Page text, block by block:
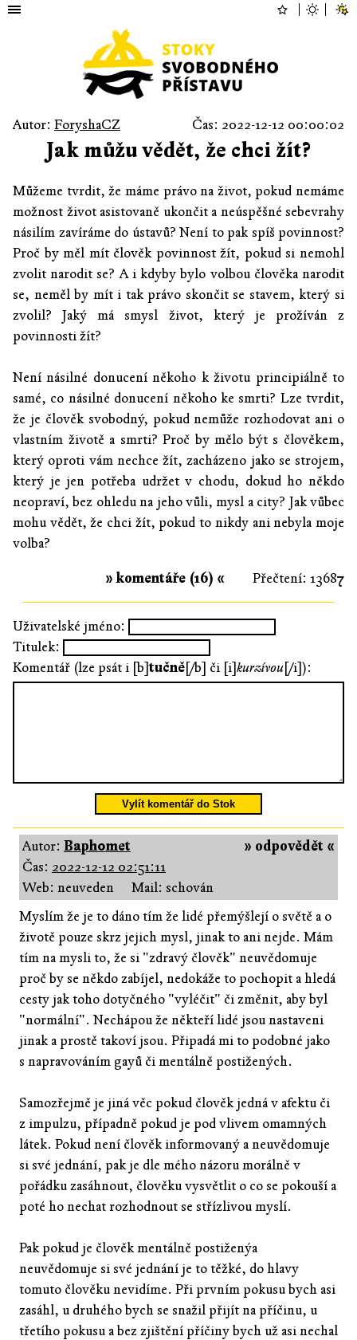
Autor: ForyshaCZ Čas: 2022-12-12 00:00:02
Jak můžu vědět, že chci žít?
Můžeme tvrdit, že máme právo na život, pokud nemáme
možnost život asistovaně ukončit a neúspěšné sebevrahy
násilím zavíráme do ústavů? Není to pak spíš povinnost?
Proč by měl mít člověk povinnost žít, pokud si nemohl
zvolit narodit se? A i kdyby bylo volbou člověka narodit
se, neměl by mít i tak právo skončit se stavem, který si
zvolil? Jaký má smysl život, který je prožíván z
povinnosti žít?
Není násilné donucení někoho k životu principiálně to
samé, co násilné donucení někoho ke smrti? Lze tvrdit,
že je člověk svobodný, pokud nemůže rozhodovat ani o
vlastním životě a smrti? Proč by mělo být s člověkem,
který oproti vám nechce žít, zacházeno jako se strojem,
který je jen potřeba udržet v chodu, dokud ho někdo
neopraví, bez ohledu na jeho vůli, mysl a city? Jak vůbec
mohu vědět, že chci žít, pokud to nikdy ani nebyla moje
volba?
Přečtení: 13687
» komentáře (16) «
Uživatelské jméno:
Titulek:
Komentář (lze psát i [b]tučně[/b] či [i]kurzívou[/i]):
Vylít komentář do Stok
» odpovědět «
Autor: Baph0met
Čas: 2022-12-12 02:51:11
Web: neuveden
Mail: schován
Myslím že je to dáno tím že lidé přemýšlejí o světě a o
životě pouze skrz jejich mysl, jinak to ani nejde. Mám
tím na mysli to, že si "zdravý člověk" neuvědomuje
proč by se někdo zabíjel, nedokáže to pochopit a hledá
cesty jak toho dotyčného "vyléčit" či změnit, aby byl
"normální". Nechápou že někteří lidé jsou nastaveni
jinak a prostě takoví jsou. Připadá mi to podobné jako
s napravováním gayů či mentálně postižených.
Samozřejmě je jiná věc pokud člověk jedná v afektu či
z impulzu, případně pokud je pod vlivem omamných
látek. Pokud není člověk informovaný a neuvědomuje
si své jednání, pak je dle mého názoru morálně v
pořádku zasáhnout, člověku vysvětlit o co se pokouší a
poté ho nechat rozhodnout se střízlivou myslí.
Pak pokud je člověk mentálně postiženýa
neuvědomuje si své jednání je to těžké, do hlavy
tomuto člověku nevidíme. Při prvním pokusu bych asi
zasáhl, u druhého bych se snažil přijít na příčinu, u
třetího pokusu a bez zjištění příčiny bych už asi nechal